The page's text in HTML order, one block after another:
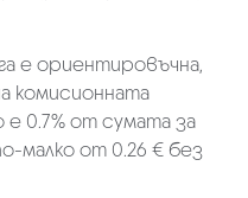
е ориентировъчна,
комисионната
е 0.7% от сумата за
малко от 0.26 € без